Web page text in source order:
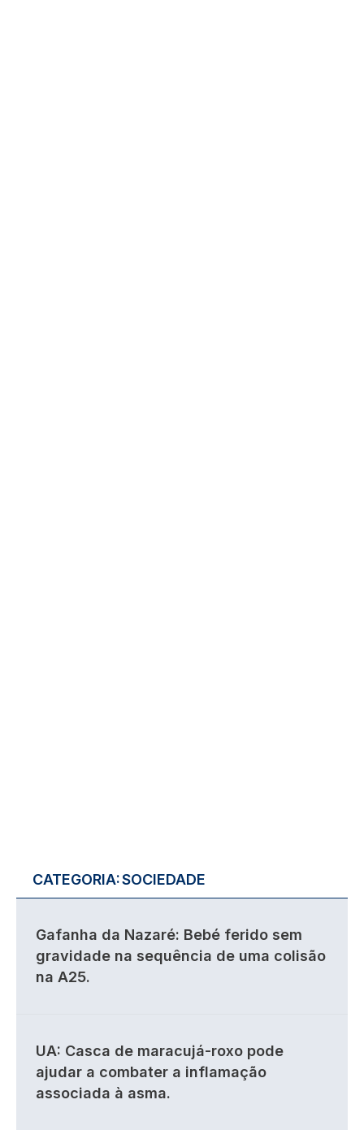
CATEGORIA:SOCIEDADE
Gafanha da Nazaré: Bebé ferido sem
gravidade na sequência de uma colisão
na A25.
UA: Casca de maracujá-roxo pode
ajudar a combater a inflamação
associada à asma.